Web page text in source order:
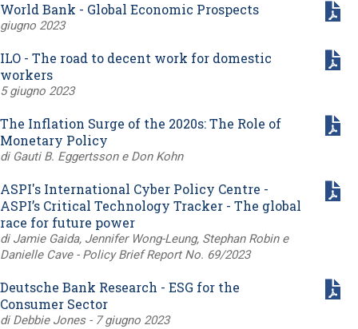
World Bank - Global Economic Prospects
giugno 2023
ILO - The road to decent work for domestic
workers
5 giugno 2023
The Inflation Surge of the 2020s: The Role of
Monetary Policy
di Gauti B. Eggertsson e Don Kohn
ASPI's International Cyber Policy Centre -
ASPI’s Critical Technology Tracker - The global
race for future power
di Jamie Gaida, Jennifer Wong-Leung, Stephan Robin e
Danielle Cave - Policy Brief Report No. 69/2023
Deutsche Bank Research - ESG for the
Consumer Sector
di Debbie Jones - 7 giugno 2023